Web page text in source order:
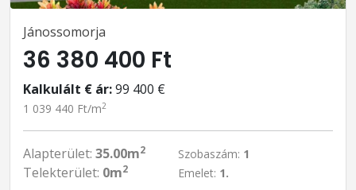
Jánossomorja
36 380 400 Ft
Kalkulált € ár:99 400 €
1 039 440 Ft/m2
Alapterület: 35.00m2
Telekterület: 0m2
Szobaszám: 1
Emelet: 1.